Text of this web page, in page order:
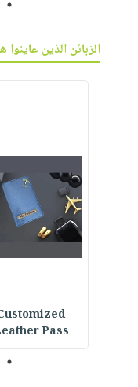
الزبائن الذين عاينوا
Pass
1